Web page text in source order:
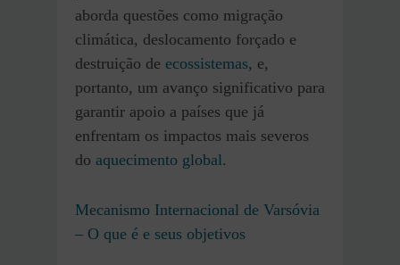
aborda questões como migração
climática, deslocamento forçado e
destruição de ecossistemas, e,
portanto, um avanço significativo para
garantir apoio a países que já
enfrentam os impactos mais severos
do aquecimento global.
Mecanismo Internacional de Varsóvia
– O que é e seus objetivos